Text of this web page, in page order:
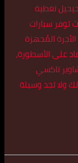
تغطية
توفر سيارات
المُجهزة
على الأسطورة،
تاكسي
ولا تجد وسيلة